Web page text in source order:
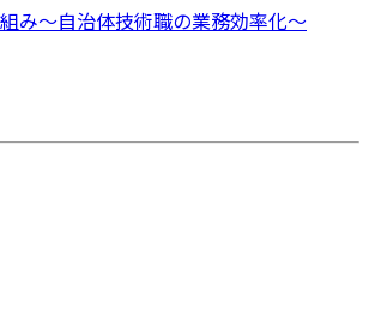
み～自治体技術職の業務効率化～